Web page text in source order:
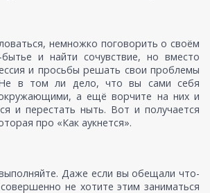
немножко поговорить о своём
и найти сочувствие, но вместо
и просьбы решать свои проблемы
Не в том ли дело, что вы сами себя
а ещё ворчите на них и
и перестать ныть. Вот и получается
про «Как аукнется».
Даже если вы обещали что-
не хотите этим заниматься